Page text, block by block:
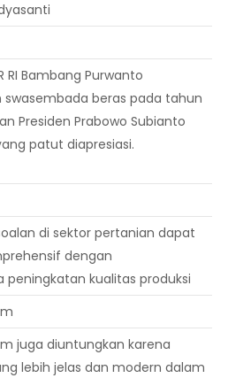
RI Bambang Purwanto
beras pada tahun
Presiden Prabowo Subianto
patut diapresiasi.
di sektor pertanian dapat
dengan
kualitas produksi
juga diuntungkan karena
lebih jelas dan modern dalam